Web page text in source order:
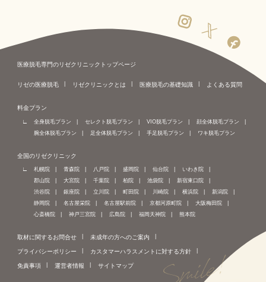
医療脱毛専門のリゼクリニックトップページ
リゼの医療脱毛 リゼクリニックとは 医療脱毛の基礎知識 よくある質問
料金プラン
全身脱毛プラン セレクト脱毛プラン VIO脱毛プラン
顔全体脱毛プラン
腕全体脱毛プラン
足全体脱毛プラン 手足脱毛プラン ワキ脱毛プラン
全国のリゼクリニック
札幌院 青森院 八戸院 盛岡院 仙台院
いわき院
郡山院
大宮院 千葉院 柏院 池袋院
新宿東口院
渋谷院
銀座院 立川院 町田院 川崎院 横浜院
新潟院
静岡院
名古屋栄院 名古屋駅前院 京都河原町院
大阪梅田院
心斎橋院
神戸三宮院 広島院 福岡天神院 熊本院
取材に関するお問合せ 未成年の方へのご案内
プライバシーポリシー カスタマーハラスメントに対する方針
免責事項 運営者情報 サイトマップ